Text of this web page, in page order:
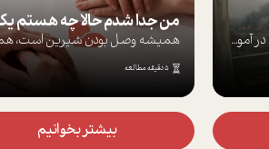
برخی از نکاتی که می تواند به شما در آموز...
5 دقیقه مطالعه
بیشتر بخوانیم